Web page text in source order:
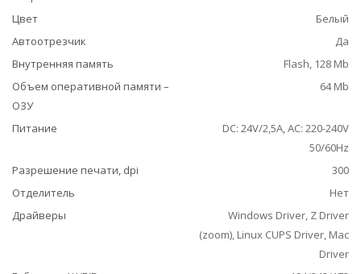
Цвет
Белый
Автоотрезчик
Да
Внутренняя память
Flash, 128 Mb
Объем оперативной памяти –
ОЗУ
64 Mb
Питание
DC: 24V/2,5A, АС: 220-240V
50/60Hz
Разрешение печати, dpi
300
Отделитель
Нет
Драйверы
Windows Driver, Z Driver
(zoom), Linux CUPS Driver, Mac
Driver